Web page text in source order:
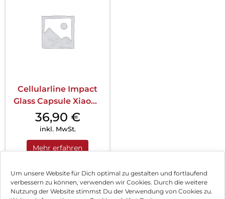
Um unsere Website für Dich optimal zu gestalten und fortlaufend
verbessern zu können, verwenden wir Cookies. Durch die weitere
Nutzung der Website stimmst Du der Verwendung von Cookies zu.
Cellularline Impact
Glass Capsule Xiaomi
Redmi Not...
36,90 €
inkl. MwSt.
Mehr erfahren